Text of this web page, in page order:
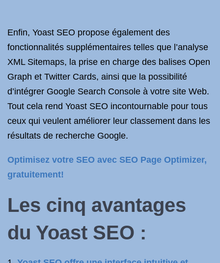
Enfin, Yoast SEO propose également des
fonctionnalités supplémentaires telles que l’analyse
XML Sitemaps, la prise en charge des balises Open
Graph et Twitter Cards, ainsi que la possibilité
d’intégrer Google Search Console à votre site Web.
Tout cela rend Yoast SEO incontournable pour tous
ceux qui veulent améliorer leur classement dans les
résultats de recherche Google.
Optimisez votre SEO avec SEO Page Optimizer,
gratuitement!
Les cinq avantages
du Yoast SEO :